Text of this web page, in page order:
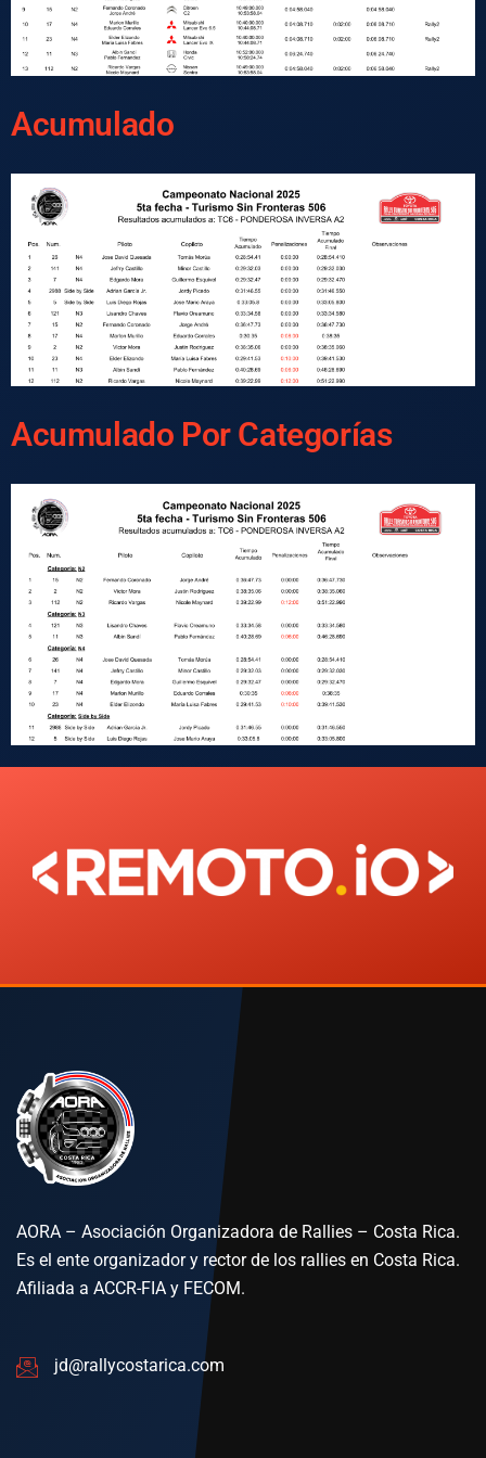
Acumulado
Acumulado Por Categorías
AORA – Asociación Organizadora de Rallies – Costa Rica.
Es el ente organizador y rector de los rallies en Costa Rica.
Afiliada a ACCR-FIA y FECOM.
jd@rallycostarica.com